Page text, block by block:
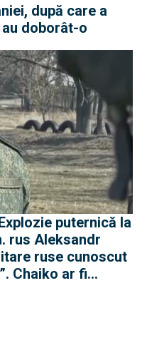
după care a
doborât-o
puternică la
rus Aleksandr
ruse cunoscut
Chaiko ar fi